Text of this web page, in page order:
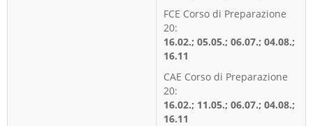
FCE Corso di Preparazione
20:
16.02.; 05.05.; 06.07.; 04.08.;
16.11
CAE Corso di Preparazione
20:
16.02.; 11.05.; 06.07.; 04.08.;
16.11